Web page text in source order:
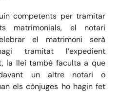
ncompetents pertramitar
matrimonials, el notari
el matrimoni serà
tramitat l’expedient
,la llei també faculta a que
un altre notari o
els cònjuges ho hagin fet